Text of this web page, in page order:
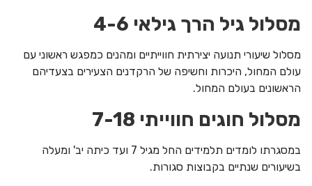
מסלול גיל הרך גילאי 4-6
מסלול שיעורי תנועה יצירתית חווייתיים ומהנים כמפגש ראשוני עם
עולם המחול, היכרות וחשיפה של הרקדנים הצעירים בצעדיהם
הראשונים בעולם המחול.
מסלול חוגים חווייתי 7-18
במסגרתו לומדים תלמידים החל מגיל 7 ועד כיתה יב' ומעלה
בשיעורים שנתיים בקבוצות סגורות.